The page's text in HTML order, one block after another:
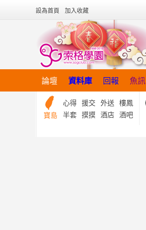
設為首頁 加入收藏
論壇 資料庫 回報 魚訊
寶島
心得 援交 外送 樓鳳
半套 摸摸 酒店 酒吧